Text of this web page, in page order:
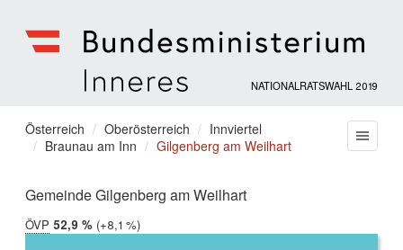
für
Inneres
NATIONALRATSWAHL 2019
Sie
befinden
hier:
Österreich Oberösterreich
Innviertel
Braunau am Inn
Gilgenberg am Weilhart
Gemeinde Gilgenberg am Weilhart
ÖVP 2019:
52,9 %
2017:
44,8 %
Differenz:
+8,1 %